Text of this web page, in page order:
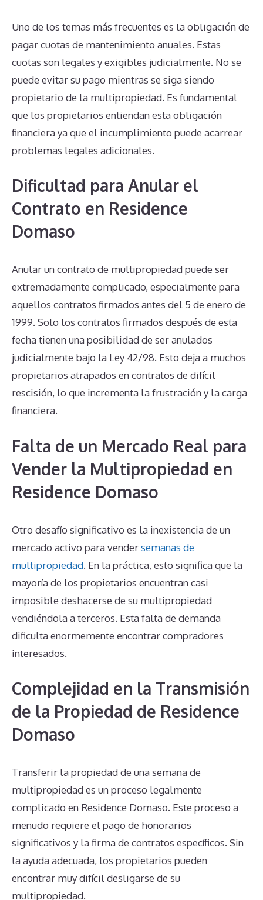
Uno de los temas más frecuentes es la obligación de
pagar cuotas de mantenimiento anuales. Estas
cuotas son legales y exigibles judicialmente. No se
puede evitar su pago mientras se siga siendo
propietario de la multipropiedad. Es fundamental
que los propietarios entiendan esta obligación
financiera ya que el incumplimiento puede acarrear
problemas legales adicionales.
Dificultad para Anular el
Contrato en Residence
Domaso
Anular un contrato de multipropiedad puede ser
extremadamente complicado, especialmente para
aquellos contratos firmados antes del 5 de enero de
1999. Solo los contratos firmados después de esta
fecha tienen una posibilidad de ser anulados
judicialmente bajo la Ley 42/98. Esto deja a muchos
propietarios atrapados en contratos de difícil
rescisión, lo que incrementa la frustración y la carga
financiera.
Falta de un Mercado Real para
Vender la Multipropiedad en
Residence Domaso
Otro desafío significativo es la inexistencia de un
mercado activo para vendersemanas de
multipropiedad. En la práctica, esto significa que la
mayoría de los propietarios encuentran casi
imposible deshacerse de su multipropiedad
vendiéndola a terceros. Esta falta de demanda
dificulta enormemente encontrar compradores
interesados.
Complejidad en la Transmisión
de la Propiedad de Residence
Domaso
Transferir la propiedad de una semana de
multipropiedad es un proceso legalmente
complicado en Residence Domaso. Este proceso a
menudo requiere el pago de honorarios
significativos y la firma de contratos específicos. Sin
la ayuda adecuada, los propietarios pueden
encontrar muy difícil desligarse de su
multipropiedad.